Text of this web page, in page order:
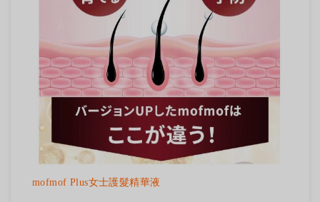
mofmof Plus女士護髮精華液